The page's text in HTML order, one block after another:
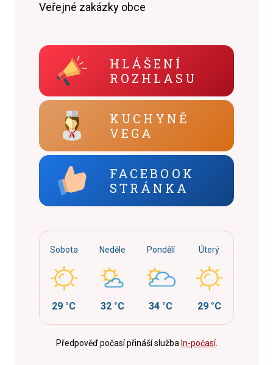
Veřejné zakázky obce
HLÁŠENÍ
ROZHLASU
KUCHYNĚ
VEGA
FACEBOOK
STRÁNKA
Sobota
29 °C
Neděle
32 °C
Pondělí
34 °C
Úterý
29 °C
Předpověď počasí přináší služba In-počasí.